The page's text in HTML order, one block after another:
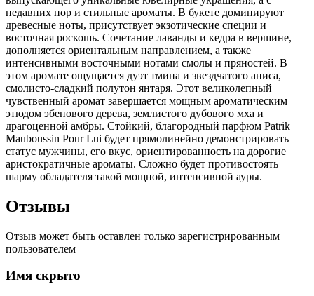
недавних пор и стильные ароматы. В букете доминируют
древесные ноты, присутствует экзотические специи и
восточная роскошь. Сочетание лаванды и кедра в вершине,
дополняется ориентальным направлением, а также
интенсивными восточными нотами смолы и пряностей. В
этом аромате ощущается дуэт тмина и звездчатого аниса,
смолисто-сладкий полутон янтаря. Этот великолепный
чувственный аромат завершается мощным ароматическим
этюдом эбенового дерева, землистого дубового мха и
драгоценной амбры. Стойкий, благородный парфюм Patrik
Mauboussin Pour Lui будет прямолинейно демонстрировать
статус мужчины, его вкус, ориентированность на дорогие
аристократичные ароматы. Сложно будет противостоять
шарму обладателя такой мощной, интенсивной ауры.
Отзывы
Отзыв может быть оставлен только зарегистрированным
пользователем
Имя скрыто